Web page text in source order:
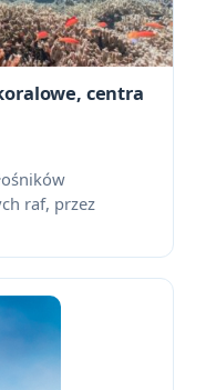
centra
raf, przez